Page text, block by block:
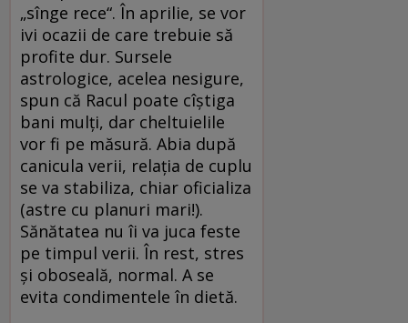
„sînge rece“. În aprilie, se vor
ivi ocazii de care trebuie să
profite dur. Sursele
astrologice, acelea nesigure,
spun că Racul poate cîştiga
bani mulţi, dar cheltuielile
vor fi pe măsură. Abia după
canicula verii, relaţia de cuplu
se va stabiliza, chiar oficializa
(astre cu planuri mari!).
Sănătatea nu îi va juca feste
pe timpul verii. În rest, stres
şi oboseală, normal. A se
evita condimentele în dietă.